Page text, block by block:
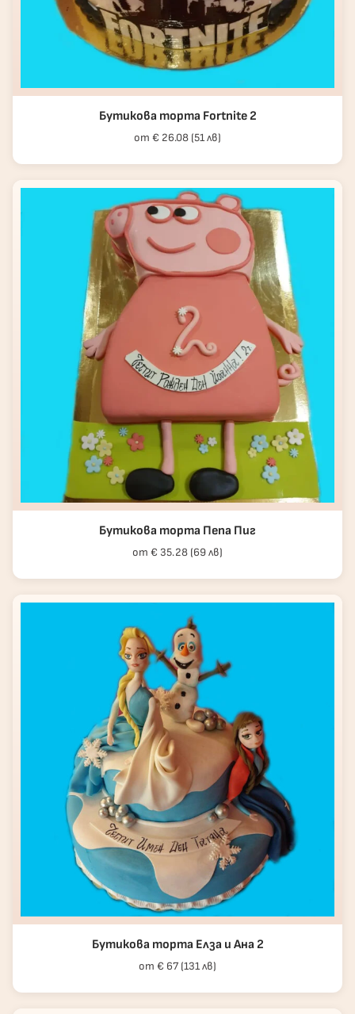
Бутикова торта Fortnite 2
от € 26.08 (51 лв)
Бутикова торта Пепа Пиг
от € 35.28 (69 лв)
Бутикова торта Елза и Ана 2
от € 67 (131 лв)